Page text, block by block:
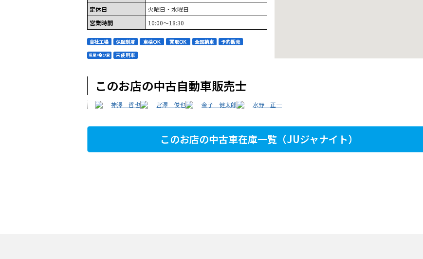
定休日
火曜日・水曜日
営業時間
10:00～18:30
このお店の中古自動車販売士
神澤 哲也 宮澤 俊也 金子 健太郎 水野 正一
このお店の中古車在庫一覧（JUジャナイト）